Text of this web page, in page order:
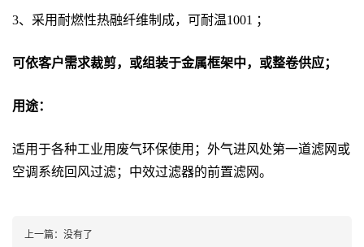
3、采用耐燃性热融纤维制成，可耐温1001 ；
可依客户需求裁剪，或组装于金属框架中，或整卷供应；
用途：
适用于各种工业用废气环保使用；外气进风处第一道滤网或
空调系统回风过滤；中效过滤器的前置滤网。
上一篇：没有了